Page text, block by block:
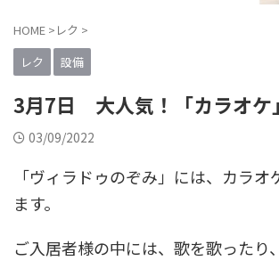
HOME > レク >
レク
設備
3月7日 大人気！「カラオケ
03/09/2022
「ヴィラドゥのぞみ」には、カラオ
ます。
ご入居者様の中には、歌を歌ったり